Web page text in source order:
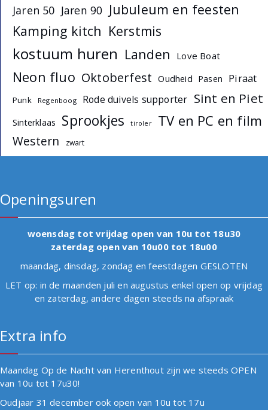
Jaren 50 Jaren 90 Jubuleum en feesten
Kamping kitch Kerstmis
kostuum huren Landen Love Boat
Neon fluo Oktoberfest Oudheid Pasen Piraat
Punk Regenboog Rode duivels supporter Sint en Piet
Sinterklaas Sprookjes tiroler TV en PC en film
Western zwart
Openingsuren
woensdag tot vrijdag open van 10u tot 18u30
zaterdag open van 10u00 tot 18u00
maandag, dinsdag, zondag en feestdagen GESLOTEN
LET op: in de maanden juli en augustus enkel open op vrijdag
en zaterdag, andere dagen steeds na afspraak
Extra info
Maandag Op de Nacht van Herenthout zijn we steeds OPEN
van 10u tot 17u30!
Oudjaar 31 december ook open van 10u tot 17u